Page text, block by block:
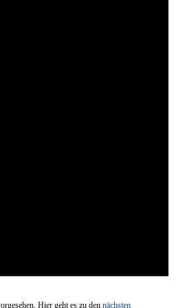
Hier geht es zu den nächsten